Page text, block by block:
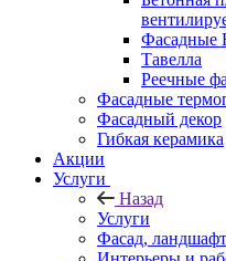
Фасадные
Тавелла
Реечные
Фасадные
Фасадный декор
Гибкая керамика
Акции
Услуги
Назад
Услуги
Фасад,